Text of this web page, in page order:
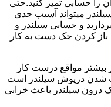
را حسابی تمیز کنید.حتی
میتواند آسیب جدی
و حسابی سیلندر و
باز کردن جک دست به کار
بیشتر مواقع درست کار
شدن درپوش سیلندر است
درون سیلندر باعث خرابی